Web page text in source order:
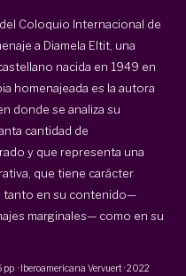
Coloquio Internacional de
a Diamela Eltit, una
nacida en 1949 en
homenajeada es la autora
donde se analiza su
cantidad de
y que representa una
que tiene carácter
tanto en su contenido—
marginales— como en su
pp · Iberoamericana Vervuert·2022